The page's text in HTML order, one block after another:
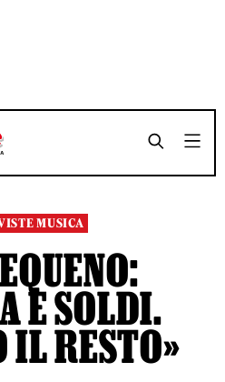
SHARE
SHARE
MUSICA
E SOLDI.
IL RESTO»